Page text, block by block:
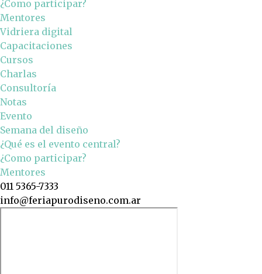
¿Como participar?
Mentores
Vidriera digital
Capacitaciones
Cursos
Charlas
Consultoría
Notas
Evento
Semana del diseño
¿Qué es el evento central?
¿Como participar?
Mentores
011 5365-7333
info@feriapurodiseno.com.ar